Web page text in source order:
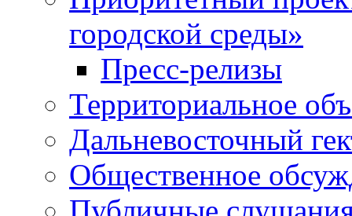
городской среды»
Пресс-релизы
Территориальное
Дальневосточный
Общественное